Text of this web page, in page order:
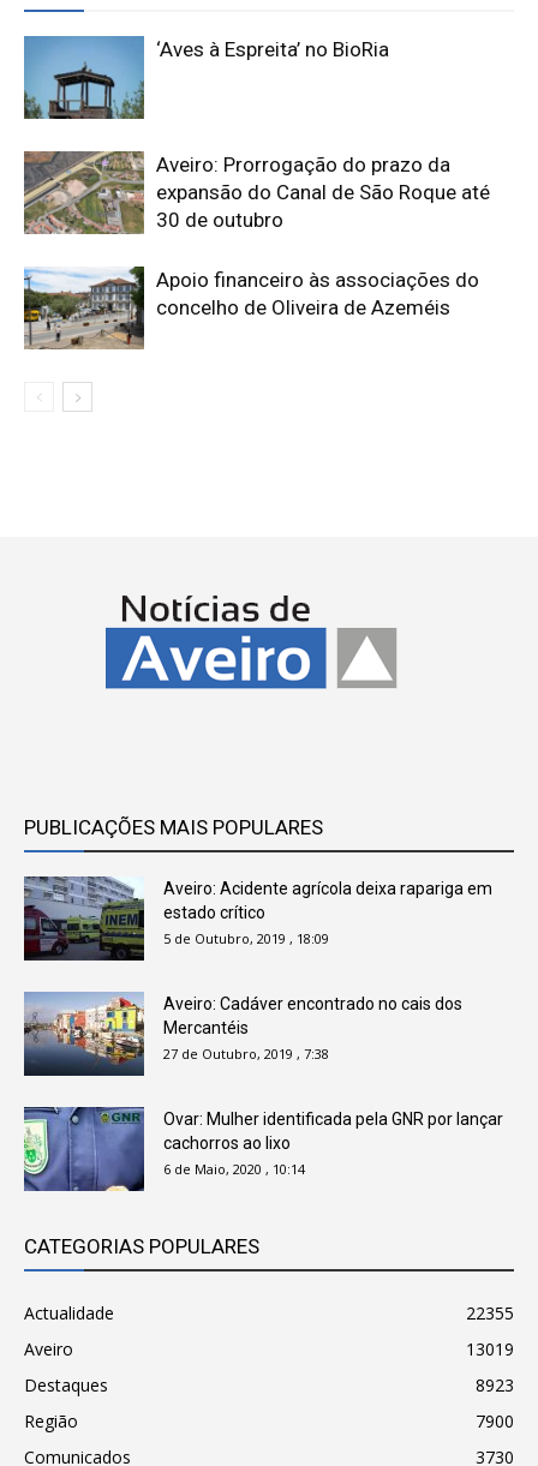
‘Aves à Espreita’ no BioRia
Aveiro: Prorrogação do prazo da
expansão do Canal de São Roque até
30 de outubro
Apoio financeiro às associações do
concelho de Oliveira de Azeméis
PUBLICAÇÕES MAIS POPULARES
Aveiro: Acidente agrícola deixa rapariga em
estado crítico
5 de Outubro, 2019 , 18:09
Aveiro: Cadáver encontrado no cais dos
Mercantéis
27 de Outubro, 2019 , 7:38
Ovar: Mulher identificada pela GNR por lançar
cachorros ao lixo
6 de Maio, 2020 , 10:14
CATEGORIAS POPULARES
Actualidade
22355
Aveiro
13019
Destaques
8923
Região
7900
Comunicados
3730